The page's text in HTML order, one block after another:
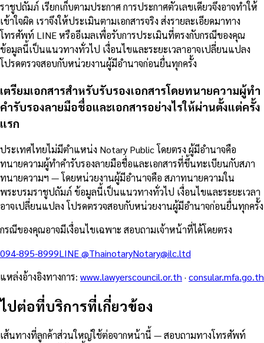
ราชูปถัมภ์ เรียกเก็บตามประกาศ การประกาศตัวเลขเดียวจึงอาจทำให้
เข้าใจผิด เราจึงให้ประเมินตามเอกสารจริง ส่งรายละเอียดมาทาง
โทรศัพท์ LINE หรืออีเมลเพื่อรับการประเมินที่ตรงกับกรณีของคุณ
ข้อมูลนี้เป็นแนวทางทั่วไป เงื่อนไขและระยะเวลาอาจเปลี่ยนแปลง
โปรดตรวจสอบกับหน่วยงานผู้มีอำนาจก่อนยื่นทุกครั้ง
เตรียมเอกสารสำหรับรับรองเอกสารโดยทนายความผู้ทำ
คำรับรองลายมือชื่อและเอกสารอย่างไรให้ผ่านตั้งแต่ครั้ง
แรก
ประเทศไทยไม่มีตำแหน่ง Notary Public โดยตรง ผู้มีอำนาจคือ
ทนายความผู้ทำคำรับรองลายมือชื่อและเอกสารที่ขึ้นทะเบียนกับสภา
ทนายความฯ — โดยหน่วยงานผู้มีอำนาจคือ สภาทนายความใน
พระบรมราชูปถัมภ์ ข้อมูลนี้เป็นแนวทางทั่วไป เงื่อนไขและระยะเวลา
อาจเปลี่ยนแปลง โปรดตรวจสอบกับหน่วยงานผู้มีอำนาจก่อนยื่นทุกครั้ง
กรณีของคุณอาจมีเงื่อนไขเฉพาะ สอบถามเจ้าหน้าที่ได้โดยตรง
094-895-8999LINE@ThainotaryNotary@ilc.ltd
แหล่งอ้างอิงทางการ: www.lawyerscouncil.or.th · consular.mfa.go.th
ไปต่อที่บริการที่เกี่ยวข้อง
เส้นทางที่ลูกค้าส่วนใหญ่ใช้ต่อจากหน้านี้ — สอบถามทางโทรศัพท์